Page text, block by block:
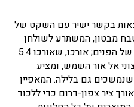
בקשר ישיר עם השקט של
מבטון, המשתרע לשולחן
אוכל, למשל, הוא נקודת המוקד של הפנים; אורכו, שאורכו 5.4
אל אור השמש, ומציע
גם בלילה. המאפיין
ציר צפון-דרום כדי ללכוד